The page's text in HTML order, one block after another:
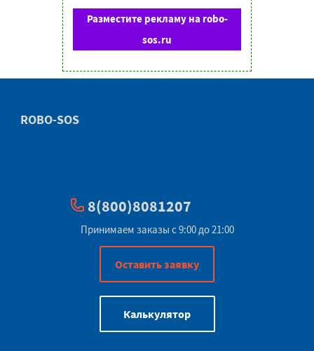
Разместите рекламу на robo-
sos.ru
ROBO-SOS
8(800)8081207
Принимаем заказы с 9:00 до 21:00
Оставить заявку
Калькулятор